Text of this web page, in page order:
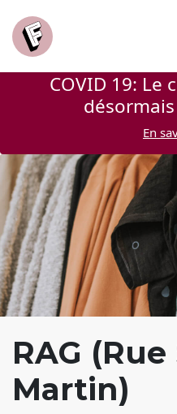
COVID 19: Le
En
RAG
Martin)